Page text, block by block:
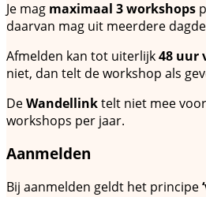
Je mag maximaal 3 workshops
daarvan mag uit meerdere
Afmelden kan tot uiterlijk48 uur
niet, dan telt de workshop als
DeWandellinktelt niet mee
workshops per jaar.
Aanmelden
Bij aanmelden geldt het principe